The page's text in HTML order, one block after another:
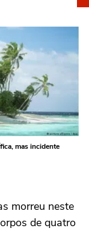
mas incidente
morreu neste
de quatro